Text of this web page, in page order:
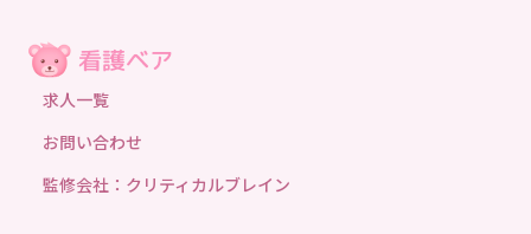
求人一覧
お問い合わせ
監修会社：クリティカルブレイン